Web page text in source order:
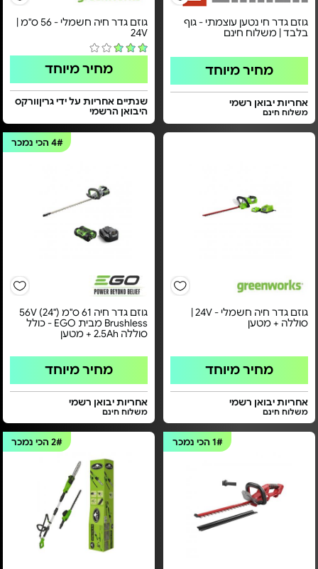
גוזם גדר חי נטען עוצמתי - גוף
בלבד | משלוח חינם
מחיר מיוחד
אחריות יבואן רשמי
משלוח חינם
גוזם גדר חיה חשמלי - ​56 ס"מ |
24V​
מחיר מיוחד
שנתיים אחריות על ידי גריןוורקס
היבואן הרשמי
גוזם גדר חיה חשמלי - 24V |
סוללה + מטען
מחיר מיוחד
אחריות יבואן רשמי
משלוח חינם
4#הכי נמכר
גוזם גדר חיה 61 ס"מ ("24) 56V
Brushless מבית EGO - כולל
סוללה 2.5Ah + מטען
מחיר מיוחד
אחריות יבואן רשמי
משלוח חינם
1#הכי נמכר 2#הכי נמכר